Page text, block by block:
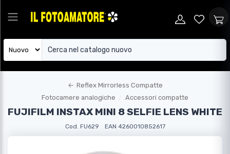
← Reflex Mirrorless Compatte
Fotocamere analogiche
Accessori compatte
FUJIFILM INSTAX MINI 8 SELFIE LENS WHITE
Cod. FU629 EAN 4260010852617